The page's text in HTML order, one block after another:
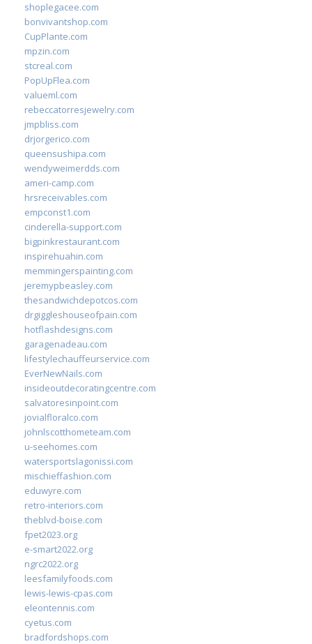
shoplegacee.com
bonvivantshop.com
CupPlante.com
mpzin.com
stcreal.com
PopUpFlea.com
valueml.com
rebeccatorresjewelry.com
jmpbliss.com
drjorgerico.com
queensushipa.com
wendyweimerdds.com
ameri-camp.com
hrsreceivables.com
empconst1.com
cinderella-support.com
bigpinkrestaurant.com
inspirehuahin.com
memmingerspainting.com
jeremypbeasley.com
thesandwichdepotcos.com
drgiggleshouseofpain.com
hotflashdesigns.com
garagenadeau.com
lifestylechauffeurservice.com
EverNewNails.com
insideoutdecoratingcentre.com
salvatoresinpoint.com
jovialfloralco.com
johnlscotthometeam.com
u-seehomes.com
watersportslagonissi.com
mischieffashion.com
eduwyre.com
retro-interiors.com
theblvd-boise.com
fpet2023.org
e-smart2022.org
ngrc2022.org
leesfamilyfoods.com
lewis-lewis-cpas.com
eleontennis.com
cyetus.com
bradfordshops.com